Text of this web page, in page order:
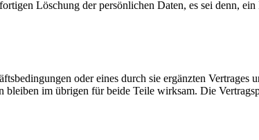
Löschung der persönlichen Daten, es sei denn,
oder eines durch sie ergänzten
im übrigen für beide Teile wirksam. Die